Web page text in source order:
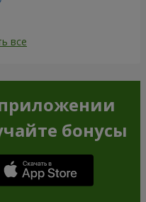
все
бонусы